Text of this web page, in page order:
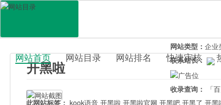
百科目录
网站首页 网站目录 网站排名 快速审核
开黑啦
网站类型： 企业
联系站长：
收录查询：
「
此网站标签： kook语音 开黑啦 开黑啦官网 开黑吧 开黑了 开黑